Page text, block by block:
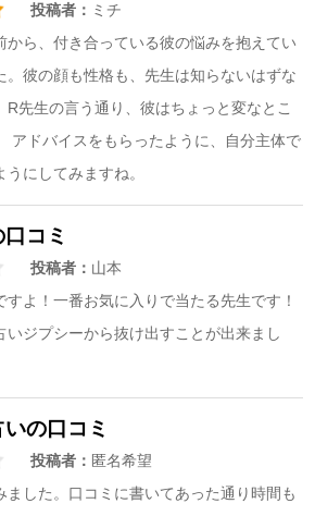
投稿者： ミチ
から、付き合っている彼の悩みを抱えてい
。彼の顔も性格も、先生は知らないはずな
先生の言う通り、彼はちょっと変なとこ
アドバイスをもらったように、自分主体で
にしてみますね。
コミ
投稿者： 山本
よ！一番お気に入りで当たる先生です！
いジプシーから抜け出すことが出来まし
の口コミ
投稿者： 匿名希望
ました。口コミに書いてあった通り時間も